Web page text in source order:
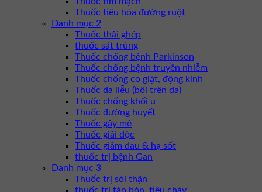
Thuốc tiêu hóa đường ruột
Danh mục 2
Thuốc thải ghép
thuốc sát trùng
Thuốc chống bệnh Parkinson
Thuốc chống bệnh truyền nhiễm
Thuốc chống co giật, động kinh
Thuốc da liễu (bôi trên da)
Thuốc chống khối u
Thuốc đường huyết
Thuốc gây mê
Thuốc giải độc
Thuốc giảm đau & hạ sốt
thuốc trị bệnh Gan
Danh mục 3
Thuốc trị sỏi thận